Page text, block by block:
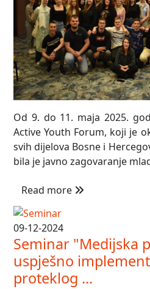
Od 9. do 11. maja 2025.
Active Youth Forum, koji je
svih dijelova Bosne i
bila je javno zagovaranje
Read more
09-12-2024
Seminar "Medijska
uspješno
proteklog ...